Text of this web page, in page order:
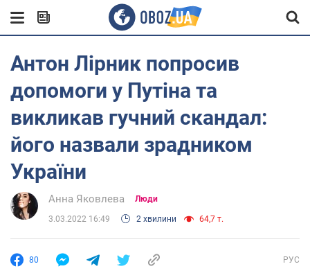
Антон Лірник попросив
допомоги у Путіна та
викликав гучний скандал:
його назвали зрадником
України
Анна Яковлева Люди
3.03.2022 16:49 2 хвилини 64,7 т.
80 РУС